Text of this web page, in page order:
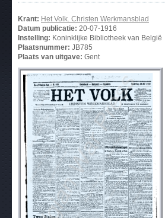
Krant: Het Volk. Christen Werkmansblad
Datum publicatie: 20-07-1916
Instelling: Koninklijke Bibliotheek van België
Plaatsnummer: JB785
Plaats van uitgave: Gent